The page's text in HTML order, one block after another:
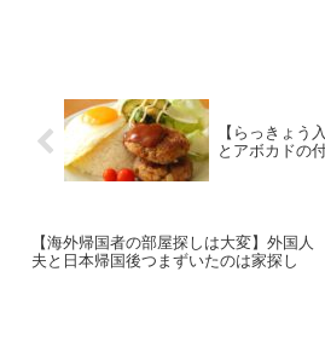
【らっきょう
とアボカドの
【海外帰国者の部屋探しは大変】外国人
夫と日本帰国後つまずいたのは家探し